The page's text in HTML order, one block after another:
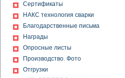
Получена декларация о
предохранительные КПС-0,5
Получен сертификат
котельные установки (МКУ)
Получен сертификат
ЩУК ПЛЖ, ЩУК ПТ, ЩУК ВЛЖ,
щиты распределения и
Сертификаты
НАКС технология сварки
Благодарственные письма
Награды
Опросные листы
Производство. Фото
Отгрузки